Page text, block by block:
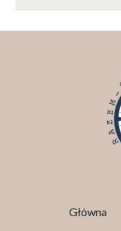
Główna